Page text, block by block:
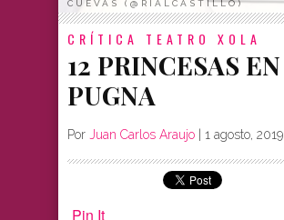
CUEVAS (@RIALCASTILLO)
CRÍTICA TEATRO XOLA
12 PRINCESAS EN
PUGNA
Por Juan Carlos Araujo | 1 agosto, 2019
Pin It